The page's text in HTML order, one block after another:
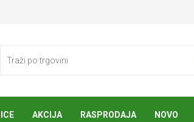
AKCIJA RASPRODAJA NOVO